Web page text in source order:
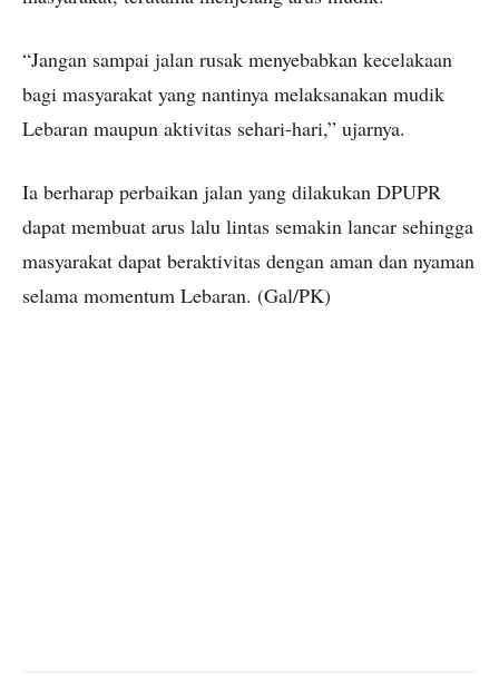
“Jangan sampai jalan rusak menyebabkan kecelakaan
bagi masyarakat yang nantinya melaksanakan mudik
Lebaran maupun aktivitas sehari-hari,” ujarnya.
Ia berharap perbaikan jalan yang dilakukan DPUPR
dapat membuat arus lalu lintas semakin lancar sehingga
masyarakat dapat beraktivitas dengan aman dan nyaman
selama momentum Lebaran. (Gal/PK)